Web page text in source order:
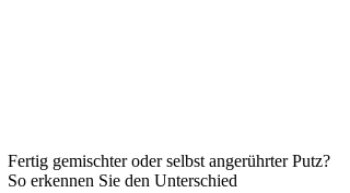
Fertig gemischter oder selbst angerührter Putz?
So erkennen Sie den Unterschied